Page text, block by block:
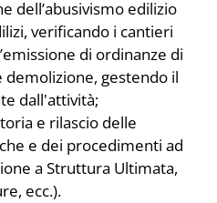
dell’abusivismo edilizio
verificando i cantieri
di ordinanze di
demolizione, gestendo il
dall'attività;
e rilascio delle
e dei procedimenti ad
a Struttura Ultimata,
ecc.).